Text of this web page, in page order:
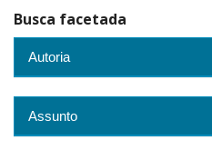
Busca facetada
Autoria
Assunto